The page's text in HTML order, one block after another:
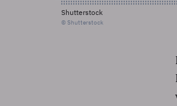
Shutterstock
© Shutterstock